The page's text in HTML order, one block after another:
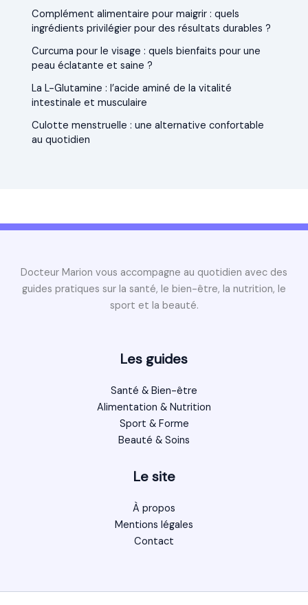
Complément alimentaire pour maigrir : quels
ingrédients privilégier pour des résultats durables ?
Curcuma pour le visage : quels bienfaits pour une
peau éclatante et saine ?
La L-Glutamine : l’acide aminé de la vitalité
intestinale et musculaire
Culotte menstruelle : une alternative confortable
au quotidien
Docteur Marion vous accompagne au quotidien avec des
guides pratiques sur la santé, le bien-être, la nutrition, le
sport et la beauté.
Les guides
Santé & Bien-être
Alimentation & Nutrition
Sport & Forme
Beauté & Soins
Le site
À propos
Mentions légales
Contact